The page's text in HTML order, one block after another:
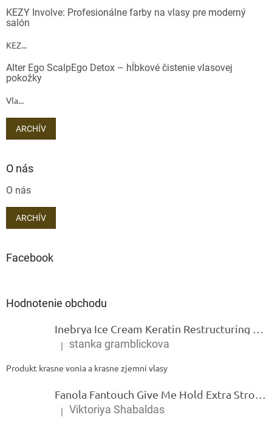
KEZY Involve: Profesionálne farby na vlasy pre moderný
salón
KEZ...
Alter Ego ScalpEgo Detox – hĺbkové čistenie vlasovej
pokožky
Vla...
ARCHÍV
O nás
O nás
ARCHÍV
Facebook
Hodnotenie obchodu
Inebrya Ice Cream Keratin Restructuring Mask – reštrukturalizačná maska s keratínom 1000 ml
Hodnotenie produktu je 5 z 5 hviezdičiek.
| stanka gramblickova
Produkt krasne vonia a krasne zjemni vlasy
Fanola Fantouch Give Me Hold Extra Strong Fluid Gel - Extra silný rýchloschnúci tekutý gel 250 ml
Hodnotenie produktu je 5 z 5 hviezdičiek.
| Viktoriya Shabaldas